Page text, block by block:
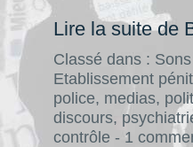
Lire la suite de
Classé dans : Sons
Etablissement
police, medias,
discours,
contrôle - 1